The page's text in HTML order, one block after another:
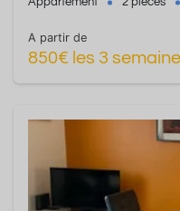
A partir de
850€ les 3